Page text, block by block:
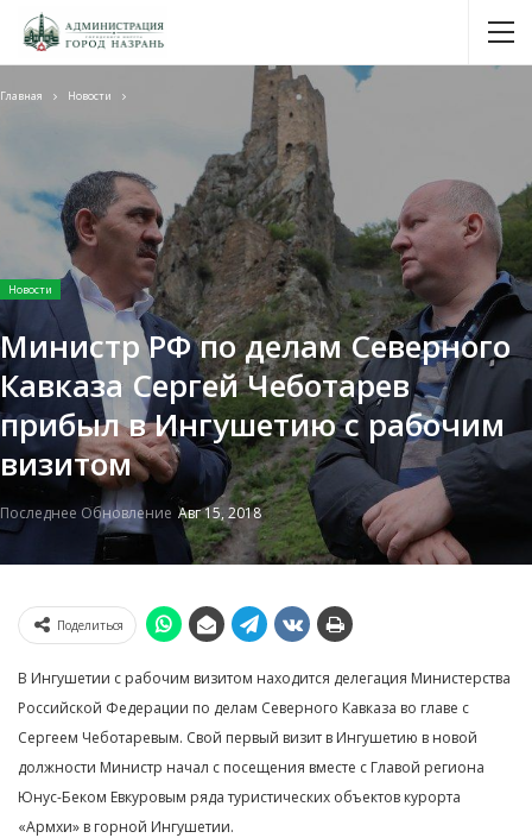
Главная Новости
Новости
Министр РФ по делам Северного
Кавказа Сергей Чеботарев
прибыл в Ингушетию с рабочим
визитом
Последнее Обновление Авг 15, 2018
Поделиться
В Ингушетии с рабочим визитом находится делегация Министерства
Российской Федерации по делам Северного Кавказа во главе с
Сергеем Чеботаревым. Свой первый визит в Ингушетию в новой
должности Министр начал с посещения вместе c Главой региона
Юнус-Беком Евкуровым ряда туристических объектов курорта
«Армхи» в горной Ингушетии.